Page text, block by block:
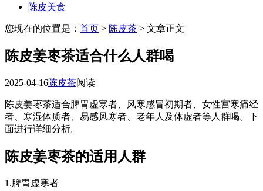
陈皮美食
您现在的位置是： 首页 > 陈皮茶 > 文章正文
陈皮姜枣茶适合什么人群喝
2025-04-16陈皮茶阅读
陈皮姜枣茶适合脾胃虚寒者、风寒感冒初期者、女性宫寒痛经
者、寒湿体质者、易感风寒者、老年人及体虚者等人群喝。下
面进行详细分析。
陈皮姜枣茶的适用人群
1.脾胃虚寒者